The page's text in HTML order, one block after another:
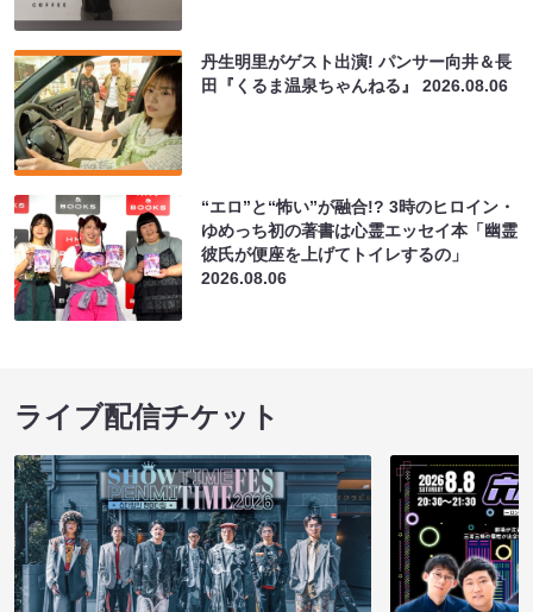
丹生明里がゲスト出演! パンサー向井＆長
田『くるま温泉ちゃんねる』2026.08.06
“エロ”と“怖い”が融合!? 3時のヒロイン・
ゆめっち初の著書は心霊エッセイ本「幽霊
彼氏が便座を上げてトイレするの」
2026.08.06
ライブ配信チケット